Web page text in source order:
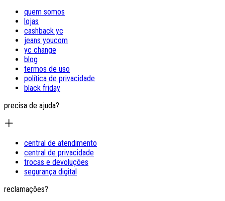
quem somos
lojas
cashback yc
jeans youcom
yc change
blog
termos de uso
política de privacidade
black friday
precisa de ajuda?
central de atendimento
central de privacidade
trocas e devoluções
segurança digital
reclamações?